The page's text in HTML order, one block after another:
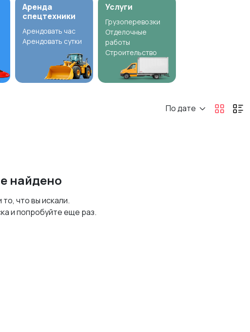
Аренда
спецтехники
Арендовать час
Арендовать сутки
Услуги
Грузоперевозки
Отделочные
работы
Строительство
По дате
найдено
что вы искали.
и попробуйте еще раз.